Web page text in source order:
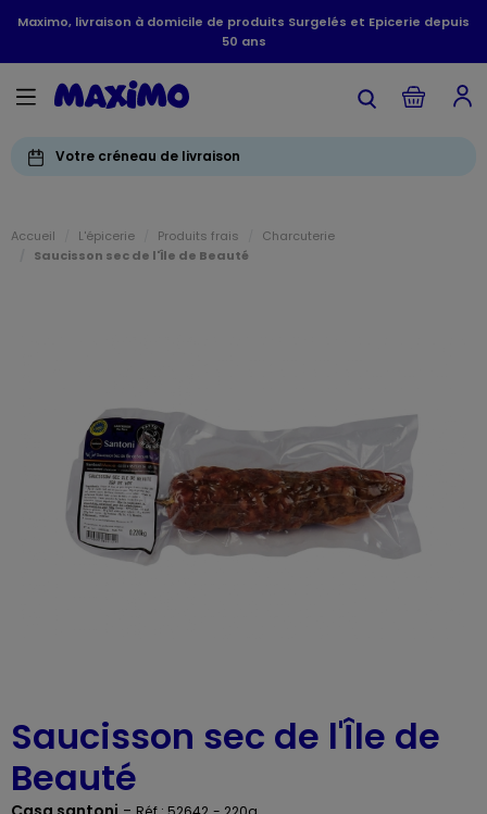
Maximo, livraison à domicile de produits Surgelés et Epicerie depuis
50 ans
Votre créneau de livraison
Accueil L'épicerie Produits frais
Charcuterie
Saucisson sec de l'Île de Beauté
Saucisson sec de l'Île de
Beauté